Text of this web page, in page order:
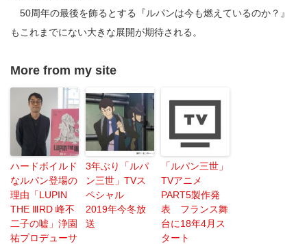
50周年の最後を飾るとする『ルパンは今も燃えているのか？』
もこれまでにない大きな展開が期待される。
More from my site
ハードボイルド
なルパン登場の
理由「LUPIN
THE ⅢRD 峰不
二子の嘘」浄園
祐プロデューサ
3年ぶり「ルパ
ン三世」TVス
ペシャル
2019年今冬放
送
「ルパン三世」
TVアニメ
PART5製作発
表 フランス舞
台に18年4月ス
タート